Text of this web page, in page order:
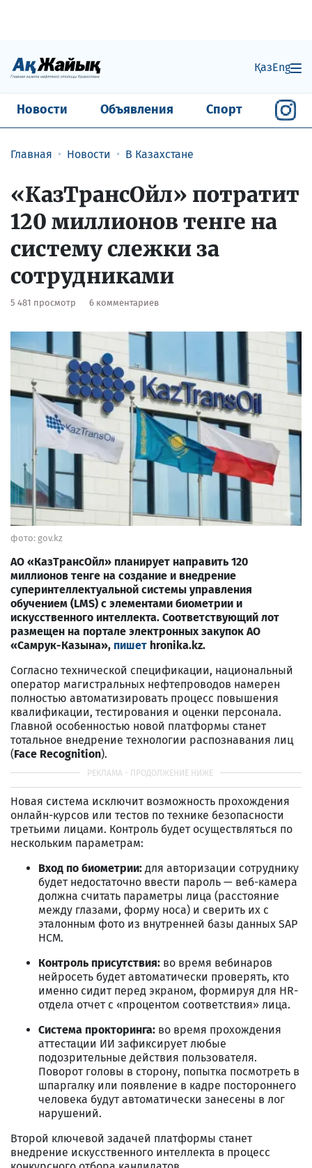
ҚазEng
Новости Объявления Спорт
Главная Новости В Казахстане
«КазТрансОйл» потратит
120 миллионов тенге на
систему слежки за
сотрудниками
5 481 просмотр 6 комментариев
фото: gov.kz
АО «КазТрансОйл» планирует направить 120
миллионов тенге на создание и внедрение
суперинтеллектуальной системы управления
обучением (LMS) с элементами биометрии и
искусственного интеллекта. Соответствующий лот
размещен на портале электронных закупок АО
«Самрук-Казына», пишет hronika.kz.
Согласно технической спецификации, национальный
оператор магистральных нефтепроводов намерен
полностью автоматизировать процесс повышения
квалификации, тестирования и оценки персонала.
Главной особенностью новой платформы станет
тотальное внедрение технологии распознавания лиц
(Face Recognition).
Новая система исключит возможность прохождения
онлайн-курсов или тестов по технике безопасности
третьими лицами. Контроль будет осуществляться по
нескольким параметрам:
Вход по биометрии: для авторизации сотруднику
будет недостаточно ввести пароль — веб-камера
должна считать параметры лица (расстояние
между глазами, форму носа) и сверить их с
эталонным фото из внутренней базы данных SAP
HCM.
Контроль присутствия: во время вебинаров
нейросеть будет автоматически проверять, кто
именно сидит перед экраном, формируя для HR-
отдела отчет с «процентом соответствия» лица.
Система прокторинга: во время прохождения
аттестации ИИ зафиксирует любые
подозрительные действия пользователя.
Поворот головы в сторону, попытка посмотреть в
шпаргалку или появление в кадре постороннего
человека будут автоматически занесены в лог
нарушений.
Второй ключевой задачей платформы станет
внедрение искусственного интеллекта в процесс